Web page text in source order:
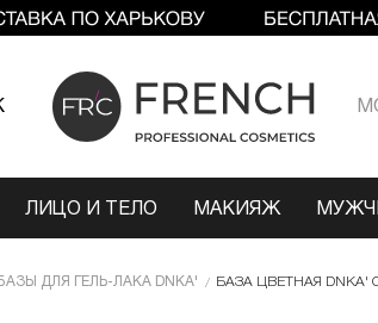
ЛИЦО И ТЕЛО МАКИЯЖ
ДЛЯ ГЕЛЬ-ЛАКА DNKA' БАЗА ЦВЕТНАЯ DNKA'